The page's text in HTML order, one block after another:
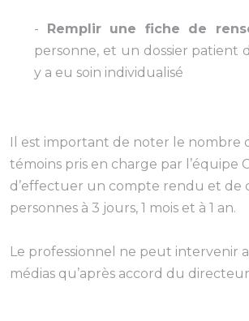
- Remplir une fiche de
personne, et un dossier patient
y a eu soin individualisé
Il est important de noter le nombre
témoins pris en charge par l’équipe
d’effectuer un compte rendu et de
personnes à 3 jours, 1 mois et à 1 an.
Le professionnel ne peut intervenir
médias qu’après accord du